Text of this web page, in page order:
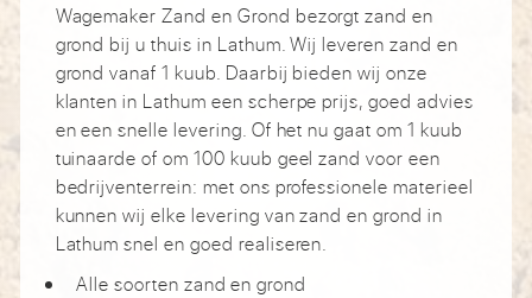
Wagemaker Zand en Grond bezorgt zand en
grond bij u thuis in Lathum. Wij leveren zand en
grond vanaf 1 kuub. Daarbij bieden wij onze
klanten in Lathum een scherpe prijs, goed advies
en een snelle levering. Of het nu gaat om 1 kuub
tuinaarde of om 100 kuub geel zand voor een
bedrijventerrein: met ons professionele materieel
kunnen wij elke levering van zand en grond in
Lathum snel en goed realiseren.
Alle soorten zand en grond